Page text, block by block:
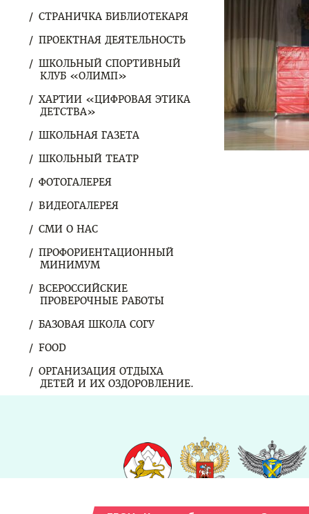
СТРАНИЧКА БИБЛИОТЕКАРЯ
ПРОЕКТНАЯ ДЕЯТЕЛЬНОСТЬ
ШКОЛЬНЫЙ СПОРТИВНЫЙ
КЛУБ «ОЛИМП»
ХАРТИИ «ЦИФРОВАЯ ЭТИКА
ДЕТСТВА»
ШКОЛЬНАЯ ГАЗЕТА
ШКОЛЬНЫЙ ТЕАТР
ФОТОГАЛЕРЕЯ
ВИДЕОГАЛЕРЕЯ
СМИ О НАС
ПРОФОРИЕНТАЦИОННЫЙ
МИНИМУМ
ВСЕРОССИЙСКИЕ
ПРОВЕРОЧНЫЕ РАБОТЫ
БАЗОВАЯ ШКОЛА СОГУ
FOOD
ОРГАНИЗАЦИЯ ОТДЫХА
ДЕТЕЙ И ИХ ОЗДОРОВЛЕНИЕ.